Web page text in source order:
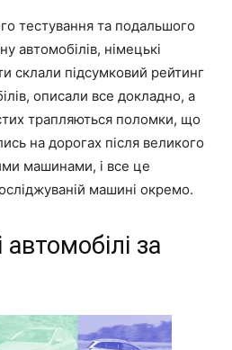
тестування та подальшого
автомобілів, німецькі
склали підсумковий рейтинг
описали все докладно, а
трапляються поломки, що
на дорогах після великого
машинами, і все це
машині окремо.
за